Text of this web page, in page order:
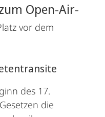
Open-Air-
vor dem
des 17.
die